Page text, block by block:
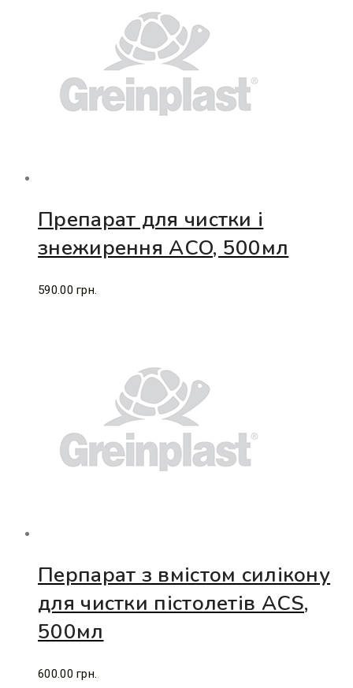
Препарат для чистки і
знежирення ACO, 500мл
590.00 грн.
Перпарат з вмістом силікону
для чистки пістолетів ACS,
500мл
600.00 грн.